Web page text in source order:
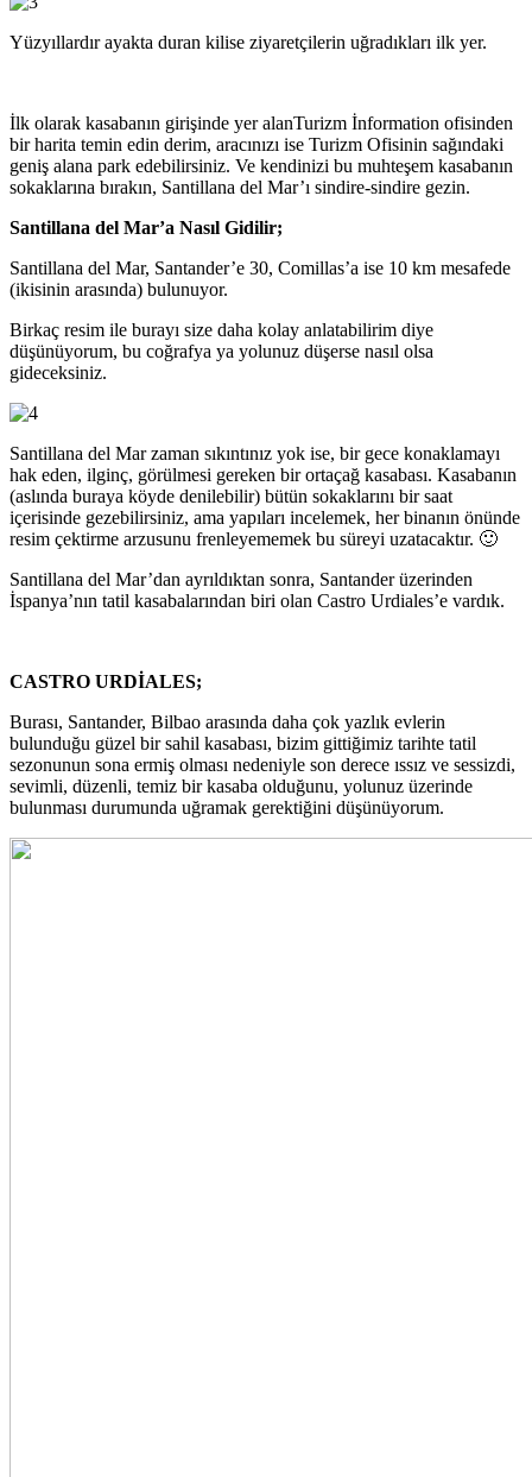
Yüzyıllardır ayakta duran kilise ziyaretçilerin uğradıkları ilk yer.
İlk olarak kasabanın girişinde yer alanTurizm İnformation ofisinden
bir harita temin edin derim, aracınızı ise Turizm Ofisinin sağındaki
geniş alana park edebilirsiniz. Ve kendinizi bu muhteşem kasabanın
sokaklarına bırakın, Santillana del Mar’ı sindire-sindire gezin.
Santillana del Mar’a Nasıl Gidilir;
Santillana del Mar, Santander’e 30, Comillas’a ise 10 km mesafede
(ikisinin arasında) bulunuyor.
Birkaç resim ile burayı size daha kolay anlatabilirim diye
düşünüyorum, bu coğrafya ya yolunuz düşerse nasıl olsa
gideceksiniz.
Santillana del Mar zaman sıkıntınız yok ise, bir gece konaklamayı
hak eden, ilginç, görülmesi gereken bir ortaçağ kasabası. Kasabanın
(aslında buraya köyde denilebilir) bütün sokaklarını bir saat
içerisinde gezebilirsiniz, ama yapıları incelemek, her binanın önünde
resim çektirme arzusunu frenleyememek bu süreyi uzatacaktır. 🙂
Santillana del Mar’dan ayrıldıktan sonra, Santander üzerinden
İspanya’nın tatil kasabalarından biri olan Castro Urdiales’e vardık.
CASTRO URDİALES;
Burası, Santander, Bilbao arasında daha çok yazlık evlerin
bulunduğu güzel bir sahil kasabası, bizim gittiğimiz tarihte tatil
sezonunun sona ermiş olması nedeniyle son derece ıssız ve sessizdi,
sevimli, düzenli, temiz bir kasaba olduğunu, yolunuz üzerinde
bulunması durumunda uğramak gerektiğini düşünüyorum.